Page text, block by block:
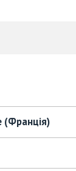
(Франція)